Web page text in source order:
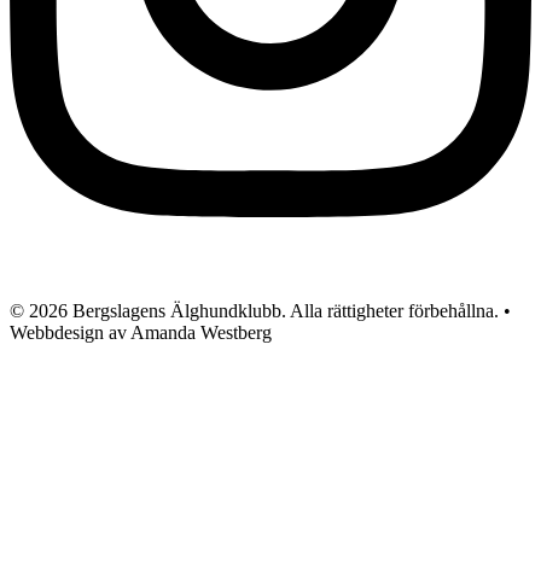
© 2026 Bergslagens Älghundklubb. Alla rättigheter förbehållna. •
Webbdesign av Amanda Westberg